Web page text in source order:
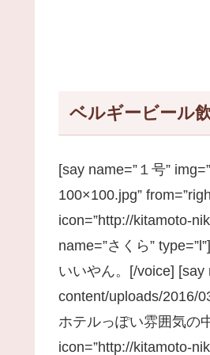
ベルギービール
[say name=”１号”
100×100.jpg”
icon=”http://kitamoto-
name=”さくら”
いいやん。[/voice] [say
content/uploads/2016/
ホテルっぽい雰囲気の
icon=”http://kitamoto-